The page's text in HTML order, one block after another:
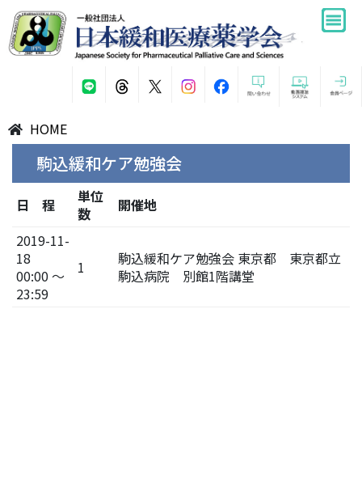
HOME
駒込緩和ケア勉強会
日 程
単位
数
開催地
2019-11-
18
00:00 ～
23:59
1
駒込緩和ケア勉強会 東京都 東京都立
駒込病院 別館1階講堂